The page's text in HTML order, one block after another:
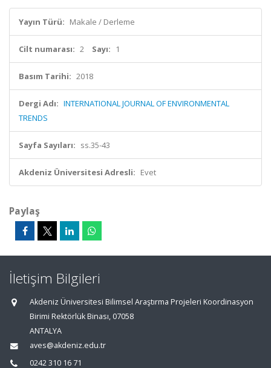
Yayın Türü: Makale / Derleme
Cilt numarası: 2 Sayı: 1
Basım Tarihi: 2018
Dergi Adı: INTERNATIONAL JOURNAL OF ENVIRONMENTAL
TRENDS
Sayfa Sayıları: ss.35-43
Akdeniz Üniversitesi Adresli: Evet
Paylaş
İletişim Bilgileri
Akdeniz Üniversitesi Bilimsel Araştırma Projeleri Koordinasyon
Birimi Rektörlük Binası, 07058
ANTALYA
aves@akdeniz.edu.tr
0242 310 16 71